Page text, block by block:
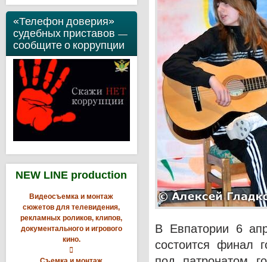
«Телефон доверия»
судебных приставов —
сообщите о коррупции
NEW LINE production
Видеосъемка и монтаж
сюжетов для телевидения,
рекламных роликов, клипов,
документального и игрового
кино.

В Евпатории 6
состоится финал